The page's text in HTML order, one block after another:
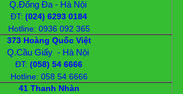
Q.Đống Đa - Hà Nội
ĐT:(024) 6293 0184
Hotline: 0936 092 365
373 Hoàng Quốc Việt
Q.Cầu Giấy - Hà Nội
ĐT:(058) 54 6666
Hotline: 058 54 6666
41 Thanh Nhàn